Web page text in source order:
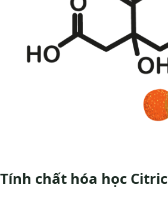
Tính chất hóa học Citric